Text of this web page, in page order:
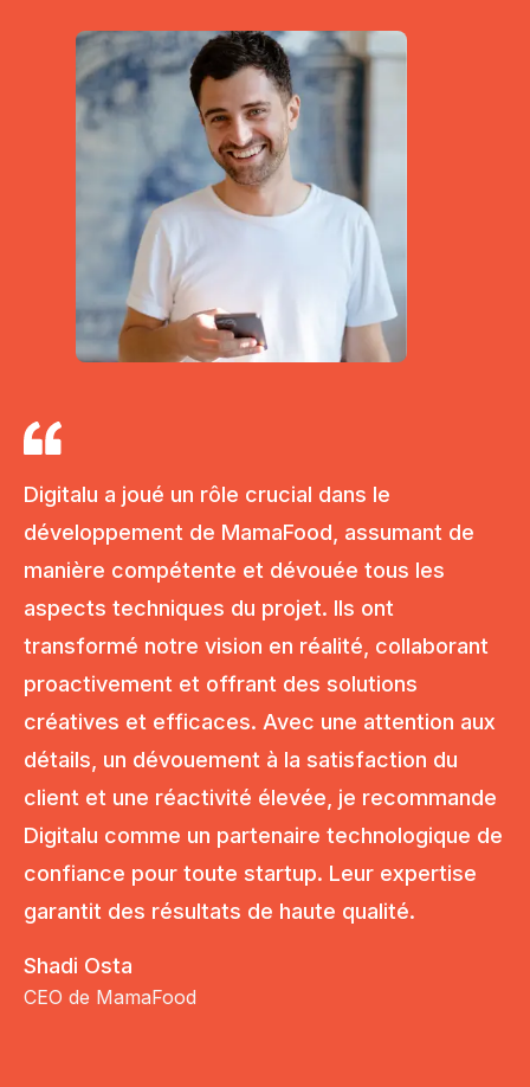
Digitalu a joué un rôle crucial dans le
développement de MamaFood, assumant de
manière compétente et dévouée tous les
aspects techniques du projet. Ils ont
transformé notre vision en réalité, collaborant
proactivement et offrant des solutions
créatives et efficaces. Avec une attention aux
détails, un dévouement à la satisfaction du
client et une réactivité élevée, je recommande
Digitalu comme un partenaire technologique de
confiance pour toute startup. Leur expertise
garantit des résultats de haute qualité.
Shadi Osta
CEO de MamaFood